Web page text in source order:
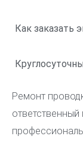
Как заказать
Ремонт